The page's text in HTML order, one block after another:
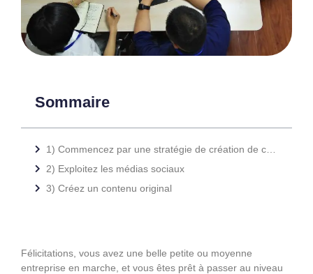
Sommaire
2) Exploitez les médias sociaux
3) Créez un contenu original
Félicitations, vous avez une belle petite ou moyenne
entreprise en marche, et vous êtes prêt à passer au niveau